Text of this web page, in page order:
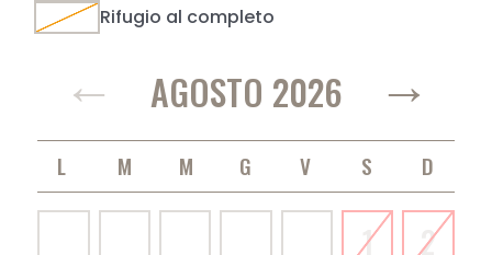
Rifugio al completo
← AGOSTO 2026 →
1
2